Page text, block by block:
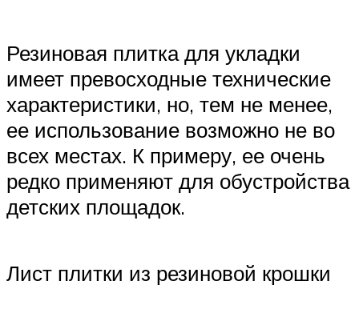
Резиновая плитка для укладки
имеет превосходные технические
характеристики, но, тем не менее,
ее использование возможно не во
всех местах. К примеру, ее очень
редко применяют для обустройства
детских площадок.
Лист плитки из резиновой крошки